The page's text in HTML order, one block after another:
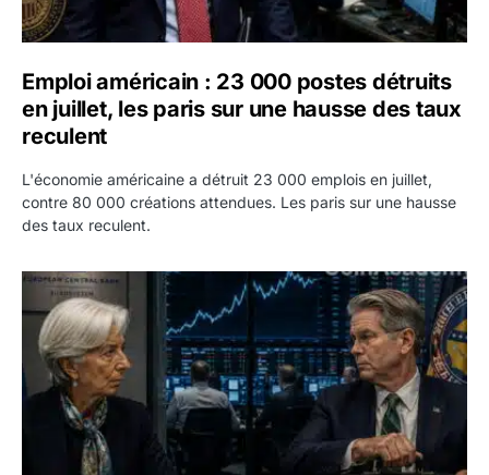
Emploi américain : 23 000 postes détruits
en juillet, les paris sur une hausse des taux
reculent
L'économie américaine a détruit 23 000 emplois en juillet,
contre 80 000 créations attendues. Les paris sur une hausse
des taux reculent.
Yen : Washington a vendu des euros sans prévenir la